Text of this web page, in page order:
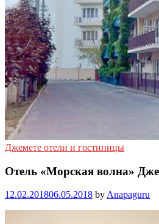
Джемете отели и гостиницы
Отель «Морская волна»
12.02.201806.05.2018 by Anapaguru